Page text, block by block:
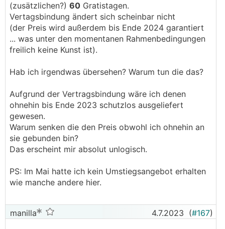
(zusätzlichen?) 60 Gratistagen.
Vertagsbindung ändert sich scheinbar nicht
(der Preis wird außerdem bis Ende 2024 garantiert
... was unter den momentanen Rahmenbedingungen
freilich keine Kunst ist).
Hab ich irgendwas übersehen? Warum tun die das?
Aufgrund der Vertragsbindung wäre ich denen
ohnehin bis Ende 2023 schutzlos ausgeliefert
gewesen.
Warum senken die den Preis obwohl ich ohnehin an
sie gebunden bin?
Das erscheint mir absolut unlogisch.
PS: Im Mai hatte ich kein Umstiegsangebot erhalten
wie manche andere hier.
manilla 4.7.2023 (#167)